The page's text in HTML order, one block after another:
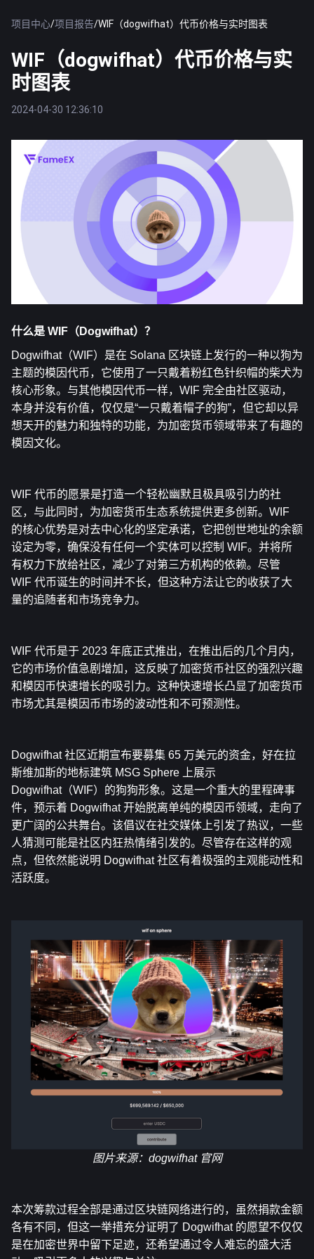
项目中心/项目报告/WIF（dogwifhat）代币价格与实时图表
WIF（dogwifhat）代币价格与实
时图表
2024-04-30 12:36:10
什么是 WIF（Dogwifhat） ？
Dogwifhat（WIF）是在 Solana 区块链上发行的一种以狗为
主题的模因代币，它使用了一只戴着粉红色针织帽的柴犬为
核心形象。与其他模因代币一样，WIF 完全由社区驱动，
本身并没有价值，仅仅是“一只戴着帽子的狗”，但它却以异
想天开的魅力和独特的功能，为加密货币领域带来了有趣的
模因文化。
WIF 代币的愿景是打造一个轻松幽默且极具吸引力的社
区，与此同时，为加密货币生态系统提供更多创新。WIF
的核心优势是对去中心化的坚定承诺，它把创世地址的余额
设定为零，确保没有任何一个实体可以控制 WIF。并将所
有权力下放给社区，减少了对第三方机构的依赖。尽管
WIF 代币诞生的时间并不长，但这种方法让它的收获了大
量的追随者和市场竞争力。
WIF 代币是于 2023 年底正式推出，在推出后的几个月内，
它的市场价值急剧增加，这反映了加密货币社区的强烈兴趣
和模因币快速增长的吸引力。这种快速增长凸显了加密货币
市场尤其是模因币市场的波动性和不可预测性。
Dogwifhat 社区近期宣布要募集 65 万美元的资金，好在拉
斯维加斯的地标建筑
Dogwifhat（WIF）的狗狗形象。这是一个重大的里程碑事
件，预示着 Dogwifhat 开始脱离单纯的模因币领域，走向了
更广阔的公共舞台。该倡议在社交媒体上引发了热议，一些
人猜测可能是社区内狂热情绪引发的。尽管存在这样的观
点，但依然能说明 Dogwifhat 社区有着极强的主观能动性和
活跃度。
图片来源： dogwifhat 官网
本次筹款过程全部是通过区块链网络进行的，虽然捐款金额
各有不同，但这一举措充分证明了 Dogwifhat 的愿望不仅仅
是在加密世界中留下足迹，还希望通过令人难忘的盛大活